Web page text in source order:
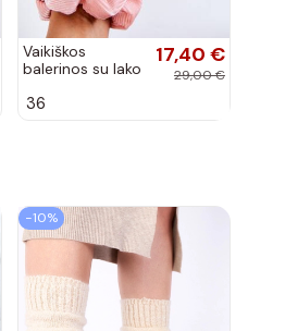
Vaikiškos
balerinos su lako
kaspinais baltos
17,40 €
29,00 €
36
−10%